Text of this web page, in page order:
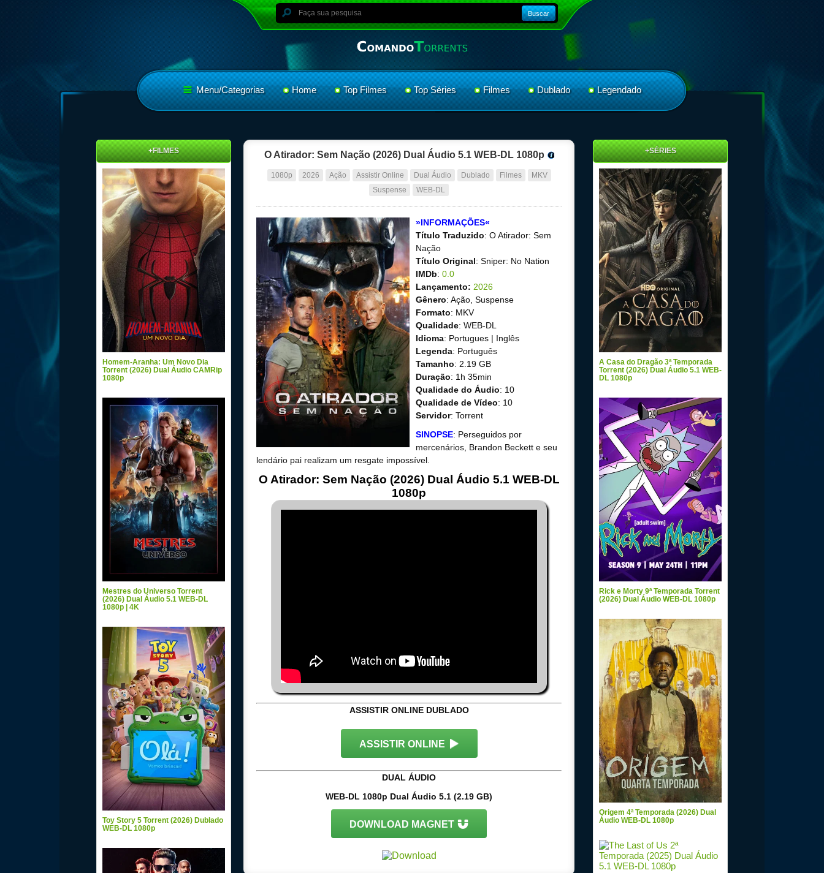
Buscar
Menu/Categorias Home Top Filmes Top Séries Filmes Dublado Legendado
O Atirador: Sem Nação (2026) Dual Áudio 5.1 WEB-DL 1080p
1080p 2026 Ação Assistir Online Dual Áudio Dublado Filmes
MKV
Suspense
WEB-DL
»INFORMAÇÕES«
Título Traduzido: O Atirador: Sem
Nação
Título Original: Sniper: No Nation
IMDb: 0.0
Lançamento: 2026
Gênero: Ação, Suspense
Formato: MKV
Qualidade: WEB-DL
Idioma: Portugues | Inglês
Legenda: Português
Tamanho: 2.19 GB
Duração: 1h 35min
Qualidade do Áudio: 10
Qualidade de Vídeo: 10
Servidor: Torrent
SINOPSE: Perseguidos por
mercenários, Brandon Beckett e seu
lendário pai realizam um resgate impossível.
O Atirador: Sem Nação (2026) Dual Áudio 5.1 WEB-DL
1080p
ASSISTIR ONLINE DUBLADO
ASSISTIR ONLINE
DUAL ÁUDIO
WEB-DL 1080p Dual Áudio 5.1 (2.19 GB)
DOWNLOAD MAGNET
+FILMES
Homem-Aranha: Um Novo Dia
Torrent (2026) Dual Áudio CAMRip
1080p
Mestres do Universo Torrent
(2026) Dual Áudio 5.1 WEB-DL
1080p | 4K
Toy Story 5 Torrent (2026) Dublado
WEB-DL 1080p
+SÉRIES
A Casa do Dragão 3ª Temporada
Torrent (2026) Dual Áudio 5.1 WEB-
DL 1080p
Rick e Morty 9ª Temporada Torrent
(2026) Dual Áudio WEB-DL 1080p
Origem 4ª Temporada (2026) Dual
Áudio WEB-DL 1080p